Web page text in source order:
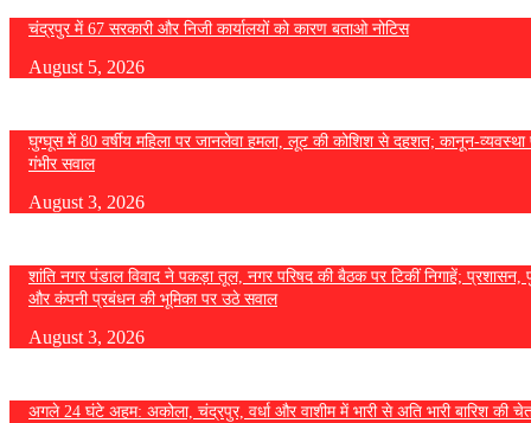
चंद्रपुर में 67 सरकारी और निजी कार्यालयों को कारण बताओ नोटिस
August 5, 2026
घुग्घूस में 80 वर्षीय महिला पर जानलेवा हमला, लूट की कोशिश से दहशत; कानून-व्यवस्था
गंभीर सवाल
August 3, 2026
शांति नगर पंडाल विवाद ने पकड़ा तूल, नगर परिषद की बैठक पर टिकीं निगाहें; प्रशासन,
और कंपनी प्रबंधन की भूमिका पर उठे सवाल
August 3, 2026
अगले 24 घंटे अहम: अकोला, चंद्रपुर, वर्धा और वाशीम में भारी से अति भारी बारिश की